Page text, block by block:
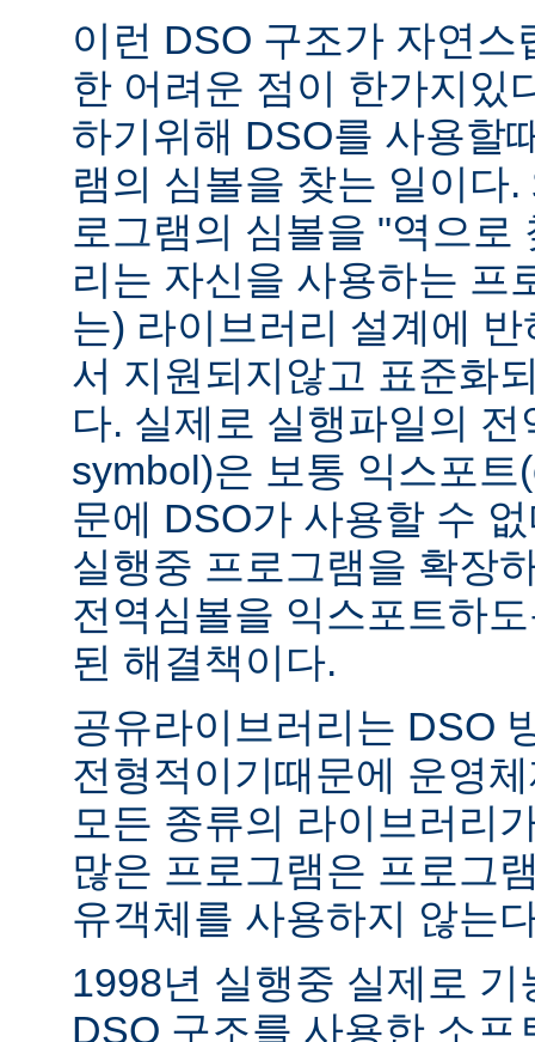
이런 DSO 구조가 자연
한 어려운 점이 한가지있
하기위해 DSO를 사용할
램의 심볼을 찾는 일이다
로그램의 심볼을 "역으로
리는 자신을 사용하는 프
는) 라이브러리 설계에
서 지원되지않고 표준화
다. 실제로 실행파일의
symbol)은 보통 익스포
문에 DSO가 사용할 수
실행중 프로그램을 확장
전역심볼을 익스포트하
된 해결책이다.
공유라이브러리는 DSO
전형적이기때문에 운영
모든 종류의 라이브러리
많은 프로그램은 프로그
유객체를 사용하지 않는
1998년 실행중 실제로
DSO 구조를 사용한 소